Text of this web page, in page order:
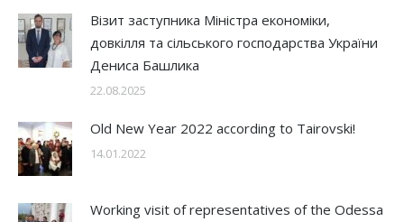
Візит заступника Міністра економіки,
довкілля та сільського господарства України
Дениса Башлика
22.08.2025
Old New Year 2022 according to Tairovski!
14.01.2022
Working visit of representatives of the Odessa